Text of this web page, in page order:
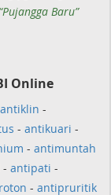
“Pujangga Baru”
Online
antiklin -
- antikuari -
- antimuntah
- antipati -
- antipruritik